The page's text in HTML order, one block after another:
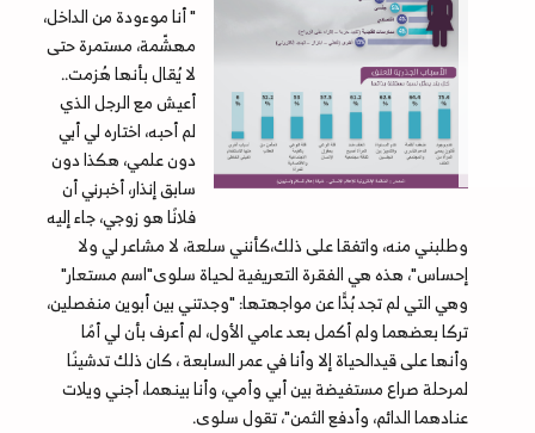
" أنا موءودة من الداخل،
مهشّمة، مستمرة حتى
لا يُقال بأنها هُزمت..
أعيش مع الرجل الذي
لم أحبه، اختاره لي أبي
دون علمي، هكذا دون
سابق إنذار، أخبرني أن
فلانًا هو زوجي، جاء إليه
وطلبني منه، واتفقا على ذلك،كأنني سلعة، لا مشاعر لي ولا
إحساس"، هذه هي الفقرة التعريفية لحياة سلوى"اسم مستعار"
وهي التي لم تجد بُدًّا عن مواجهتها: "وجدتني بين أبوين منفصلين،
تركا بعضهما ولم أكمل بعد عامي الأول، لم أعرف بأن لي أمًا
وأنها على قيدالحياة إلا وأنا في عمر السابعة ، كان ذلك تدشينًا
لمرحلة صراع مستفيضة بين أبي وأمي، وأنا بينهما، أجني ويلات
عنادهما الدائم، وأدفع الثمن"، تقول سلوى.